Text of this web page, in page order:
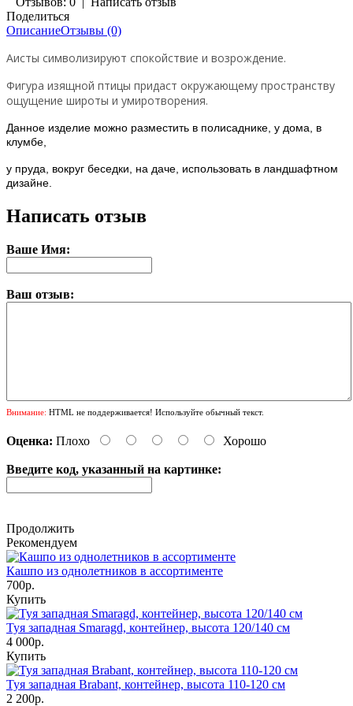
Поделиться
ОписаниеОтзывы (0)
Аисты символизируют спокойствие и возрождение.
Фигура изящной птицы придаст окружающему пространству
ощущение широты и умиротворения.
Данное изделие можно разместить в полисаднике, у дома, в
клумбе,
у пруда, вокруг беседки, на даче, использовать в ландшафтном
дизайне.
Написать отзыв
Ваше Имя:
Ваш отзыв:
Внимание: HTML не поддерживается! Используйте обычный текст.
Оценка: Плохо Хорошо
Введите код, указанный на картинке:
Продолжить
Рекомендуем
Кашпо из однолетников в ассортименте
700р.
Купить
Туя западная Smaragd, контейнер, высота 120/140 см
4 000р.
Купить
Туя западная Brabant, контейнер, высота 110-120 см
2 200р.